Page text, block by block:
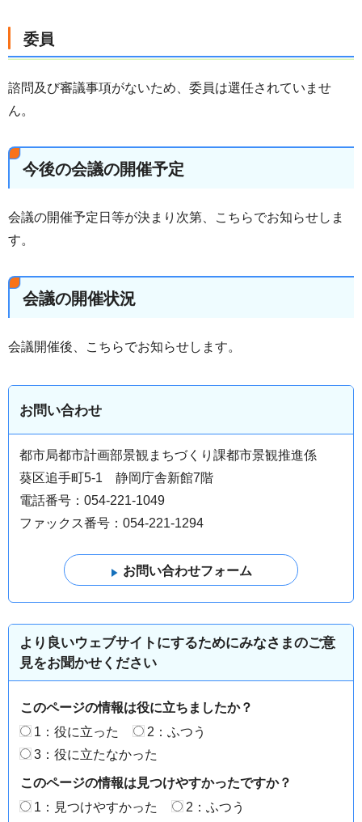
委員
諮問及び審議事項がないため、委員は選任されていませ
ん。
今後の会議の開催予定
会議の開催予定日等が決まり次第、こちらでお知らせしま
す。
会議の開催状況
会議開催後、こちらでお知らせします。
お問い合わせ
都市局都市計画部景観まちづくり課都市景観推進係
葵区追手町5-1 静岡庁舎新館7階
電話番号：054-221-1049
ファックス番号：054-221-1294
より良いウェブサイトにするためにみなさまのご意
見をお聞かせください
このページの情報は役に立ちましたか？
1：役に立った
2：ふつう
3：役に立たなかった
このページの情報は見つけやすかったですか？
1：見つけやすかった
2：ふつう